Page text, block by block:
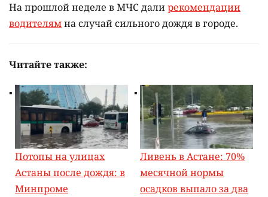
На прошлой неделе в МЧС далирекомендации
водителямна случай сильного дождя в городе.
Читайте также:
Потопы на улицах
Астаны после дождя: в
Минпроме
Ливень в Астане: 70%
месячной нормы
осадков выпало за два